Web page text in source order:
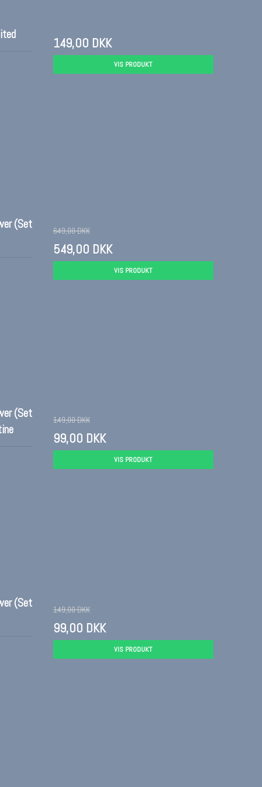
149,00 DKK
VIS PRODUKT
(Set
649,00 DKK
549,00 DKK
VIS PRODUKT
(Set
149,00 DKK
99,00 DKK
VIS PRODUKT
(Set
149,00 DKK
99,00 DKK
VIS PRODUKT